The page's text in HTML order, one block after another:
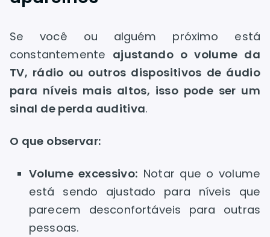
Se você ou alguém próximo está
constantemente ajustando o volume da
TV, rádio ou outros dispositivos de áudio
para níveis mais altos, isso pode ser um
sinal de perda auditiva.
O que observar:
Volume excessivo: Notar que o volume
está sendo ajustado para níveis que
parecem desconfortáveis para outras
pessoas.